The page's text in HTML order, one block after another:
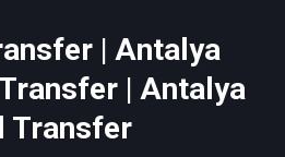
| Antalya
| Antalya
Transfer